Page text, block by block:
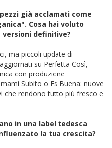
già acclamati come
Cosa hai voluto
versioni definitive?
ma piccoli update di
su Perfetta Così,
con produzione
Subito o Es Buena: nuove
che rendono tutto più fresco e
in una label tedesca
la tua crescita?